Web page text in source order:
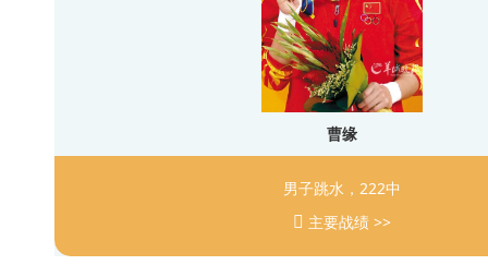
曹缘
男子跳水，222中
主要战绩 >>